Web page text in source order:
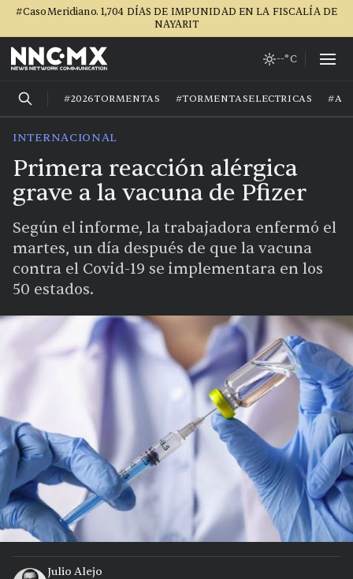
#CasoMeridiano. 1,704 DÍAS DE IMPUNIDAD EN LA FISCALÍA DE
NAYARIT
--°C
#2026TORMENTAS #TORMENTASELECTRICAS
INTERNACIONAL
Primera reacción alérgica
grave a la vacuna de Pfizer
Según el informe, la trabajadora enfermó el
martes, un día después de que la vacuna
contra el Covid-19 se implementara en los
50 estados.
Julio Alejo